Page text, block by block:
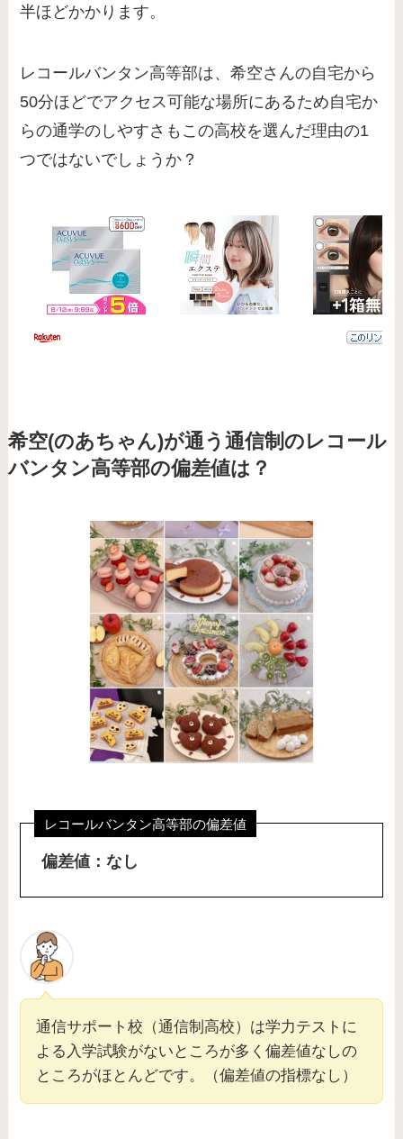
半ほどかかります。
レコールバンタン高等部は、希空さんの自宅から
50分ほどでアクセス可能な場所にあるため自宅か
らの通学のしやすさもこの高校を選んだ理由の1
つではないでしょうか？
希空(のあちゃん)が通う通信制のレコール
バンタン高等部の偏差値は？
レコールバンタン高等部の偏差値
偏差値：なし
通信サポート校（通信制高校）は学力テストに
よる入学試験がないところが多く偏差値なしの
ところがほとんどです。（偏差値の指標なし）